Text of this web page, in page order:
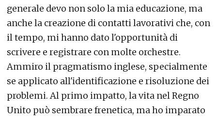
generale devo non solo la mia educazione, ma
anche la creazione di contatti lavorativi che, con
il tempo, mi hanno dato l'opportunità di
scrivere e registrare con molte orchestre.
Ammiro il pragmatismo inglese, specialmente
se applicato all'identificazione e risoluzione dei
problemi. Al primo impatto, la vita nel Regno
Unito può sembrare frenetica, ma ho imparato